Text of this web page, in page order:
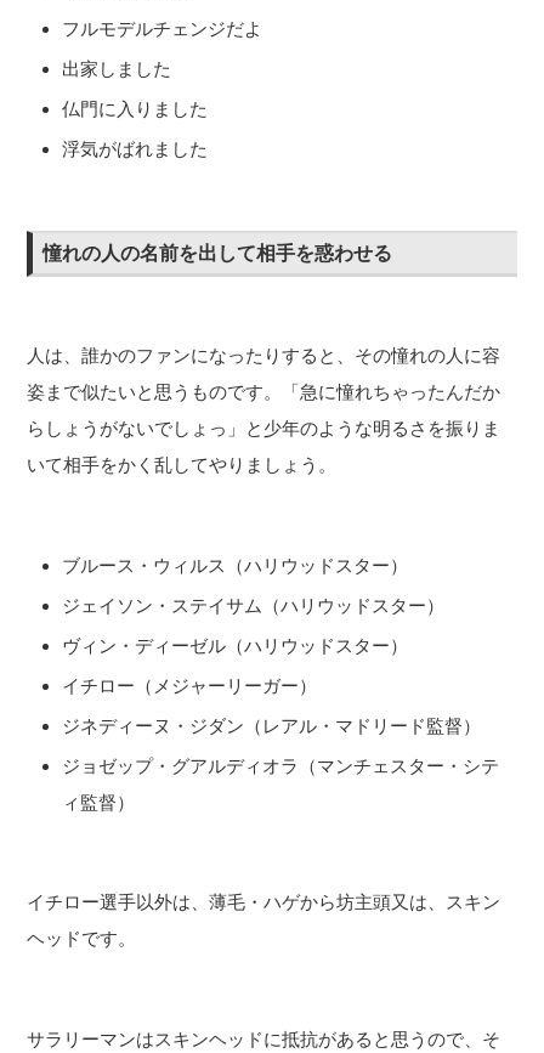
フルモデルチェンジだよ
出家しました
仏門に入りました
浮気がばれました
憧れの人の名前を出して相手を惑わせる
人は、誰かのファンになったりすると、その憧れの人に容
姿まで似たいと思うものです。「急に憧れちゃったんだか
らしょうがないでしょっ」と少年のような明るさを振りま
いて相手をかく乱してやりましょう。
ブルース・ウィルス（ハリウッドスター）
ジェイソン・ステイサム（ハリウッドスター）
ヴィン・ディーゼル（ハリウッドスター）
イチロー（メジャーリーガー）
ジネディーヌ・ジダン（レアル・マドリード監督）
ジョゼップ・グアルディオラ（マンチェスター・シテ
ィ監督）
イチロー選手以外は、薄毛・ハゲから坊主頭又は、スキン
ヘッドです。
サラリーマンはスキンヘッドに抵抗があると思うので、そ